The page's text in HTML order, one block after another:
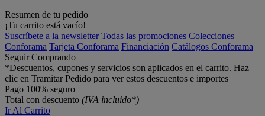
Resumen de tu pedido
¡Tu carrito está vacío!
Suscríbete a la newsletter Todas las promociones Colecciones
Conforama Tarjeta Conforama Financiación Catálogos Conforama
Seguir Comprando
*Descuentos, cupones y servicios son aplicados en el carrito. Haz
clic en Tramitar Pedido para ver estos descuentos e importes
Pago 100% seguro
Total con descuento (IVA incluido*)
Ir Al Carrito